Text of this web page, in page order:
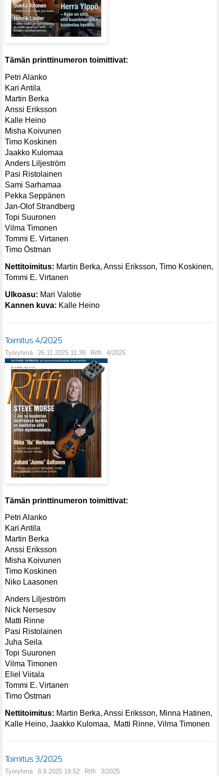
Tämän printtinumeron toimittivat:
Petri Alanko
Kari Antila
Martin Berka
Anssi Eriksson
Kalle Heino
Misha Koivunen
Timo Koskinen
Jaakko Kulomaa
Anders Liljeström
Pasi Ristolainen
Sami Sarhamaa
Pekka Seppänen
Jan-Olof Strandberg
Topi Suuronen
Vilma Timonen
Tommi E. Virtanen
Timo Östman
Nettitoimitus: Martin Berka, Anssi Eriksson, Timo Koskinen,
Tommi E. Virtanen
Ulkoasu: Mari Valotie
Kannen kuva: Kalle Heino
Toimitus 4/2025
Työryhmä 26.11.2025 11:39 Riffi 4/2025
Tämän printtinumeron toimittivat:
Petri Alanko
Kari Antila
Martin Berka
Anssi Eriksson
Misha Koivunen
Timo Koskinen
Niko Laasonen
Anders Liljeström
Nick Nersesov
Matti Rinne
Pasi Ristolainen
Juha Seila
Topi Suuronen
Vilma Timonen
Eliel Viitala
Tommi E. Virtanen
Timo Östman
Nettitoimitus: Martin Berka, Anssi Eriksson, Minna Hatinen,
Kalle Heino, Jaakko Kulomaa, Matti Rinne, Vilma Timonen
Toimitus 3/2025
Työryhmä 8.9.2025 19:52 Riffi 3/2025